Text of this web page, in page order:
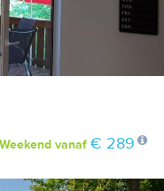
vanaf € 289